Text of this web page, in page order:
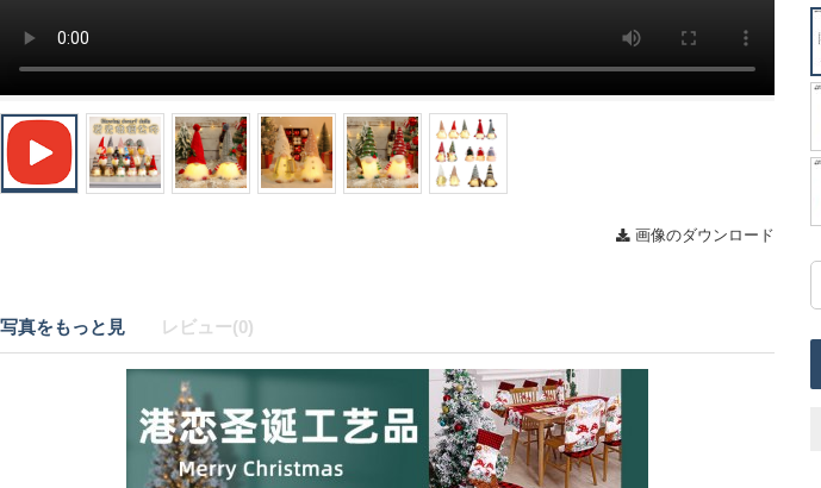
画像のダウンロード
写真をもっと見 レビュー(0)